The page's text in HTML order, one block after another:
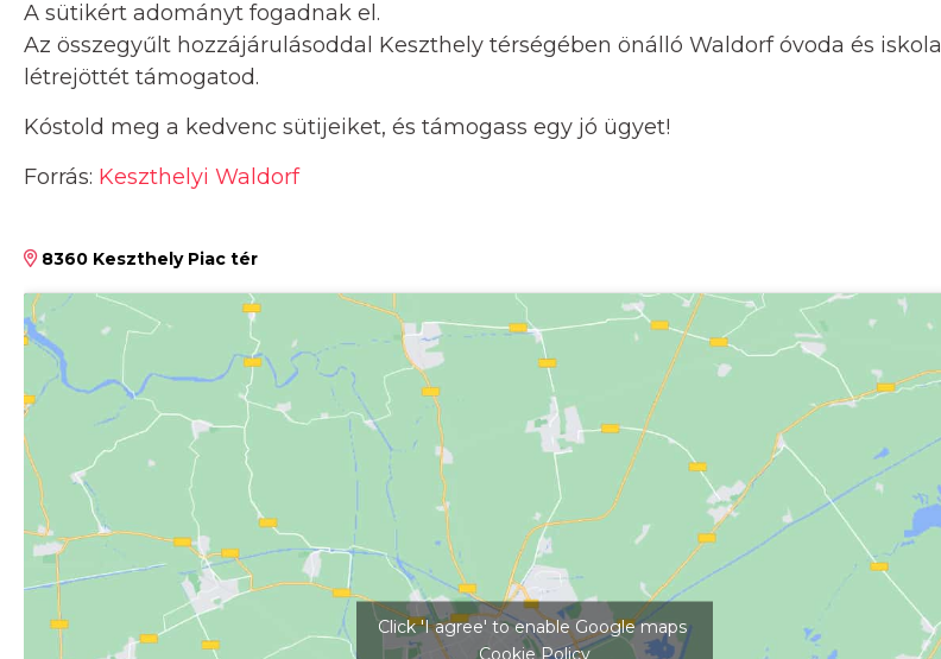
A sütikért adományt fogadnak el.
Az összegyűlt hozzájárulásoddal Keszthely térségében önálló Waldorf óvoda és iskola
létrejöttét támogatod.
Kóstold meg a kedvenc sütijeiket, és támogass egy jó ügyet!
Forrás: Keszthelyi Waldorf
8360 Keszthely Piac tér
Kattints ide a térkép megjelenítéséhez
Click 'I agree' to enable Google maps
Cookie Policy